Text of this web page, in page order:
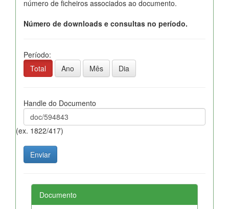
número de ficheiros associados ao documento.
Número de downloads e consultas no período.
Período:
Total
Ano Mês Dia
Handle do Documento
(ex. 1822/417)
Documento